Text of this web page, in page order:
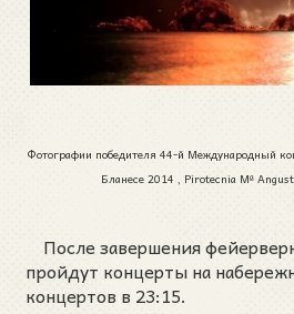
Фотографии победителя 44-й Международный
Бланесе 2014 , Pirotecnia Mª
После завершения
пройдут концерты на
концертов в 23:15.